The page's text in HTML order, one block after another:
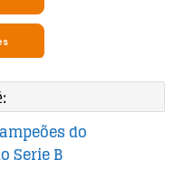
do
Serie B